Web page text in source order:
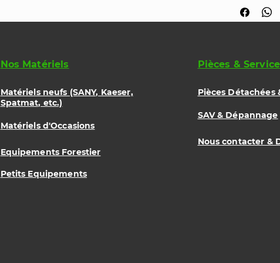
les
Enduits
Peintures
Nos Matériels
Matériels neufs (SANY, Kaeser,
Spatmat, etc.)
Matériels d'Occasions
Equipements Forestier
Petits Equipements
Pièces &
Pièces Détachées
SAV & Dépannage
Nous contacter &